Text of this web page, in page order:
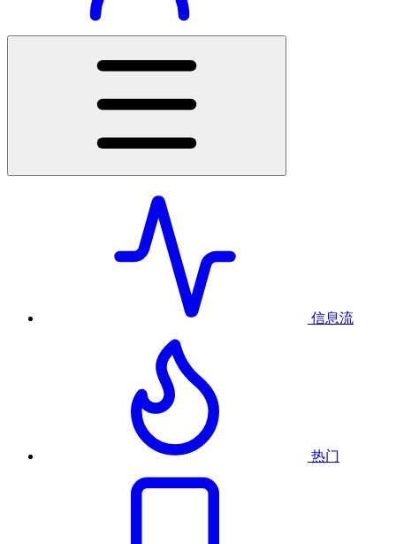
信息流
热门